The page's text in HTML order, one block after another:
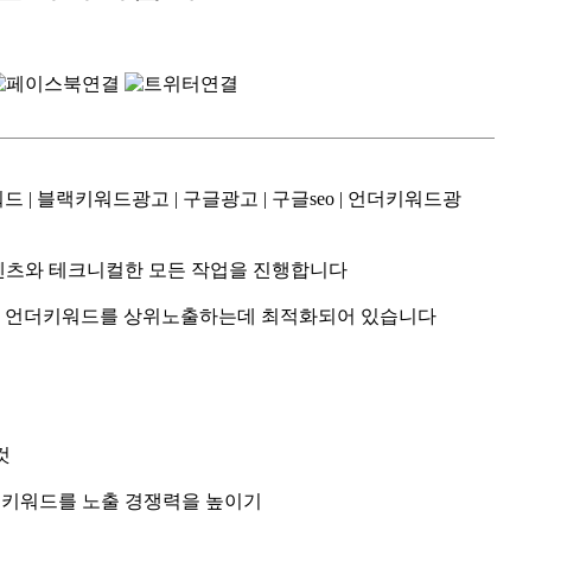
| 블랙키워드광고 | 구글광고 | 구글seo | 언더키워드광
와 테크니컬한 모든 작업을 진행합니다
더키워드를 상위노출하는데 최적화되어 있습니다
워드를 노출 경쟁력을 높이기